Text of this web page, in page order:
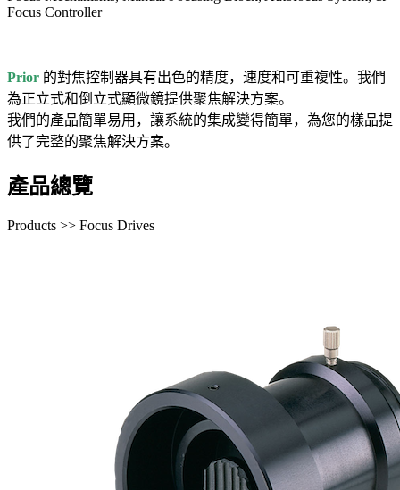
Focus Controller
Prior 的對焦控制器具有出色的精度，速度和可重複性。我們
為正立式和倒立式顯微鏡提供聚焦解決方案。
我們的產品簡單易用，讓系統的集成變得簡單，為您的樣品提
供了完整的聚焦解決方案。
產品總覽
Products >> Focus Drives